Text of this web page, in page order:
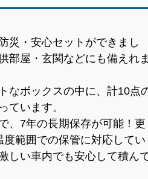
災・安心セットができまし
部屋・玄関などにも備えれ
なボックスの中に、計10点
ています。
、7年の長期保存が可能！更
範囲での保管に対応してい
しい車内でも安心して積ん